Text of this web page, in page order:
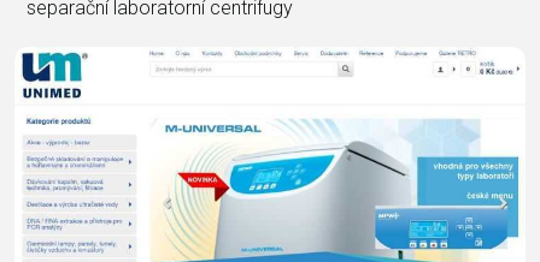
separační laboratorní centrifugy